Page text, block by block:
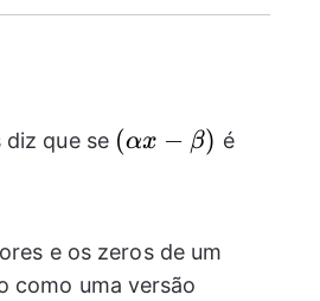
que se (\alpha
(αx − β) é
e os zeros de um
como uma versão